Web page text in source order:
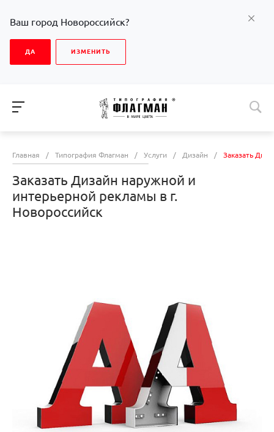
Ваш город Новороссийск?
ДА ИЗМЕНИТЬ
Главная / Типография Флагман / Услуги / Дизайн / Заказать
Заказать Дизайн наружной и
интерьерной рекламы в г.
Новороссийск